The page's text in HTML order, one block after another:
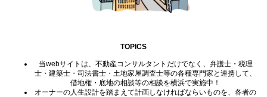
TOPICS
当webサイトは、不動産コンサルタントだけでなく、弁護士・税理
士・建築士・司法書士・土地家屋調査士等の各種専門家と連携して、
借地権・底地の相談等の相談を横浜で実施中！
オーナーの人生設計を踏まえて計画しなければならいものを、各者の